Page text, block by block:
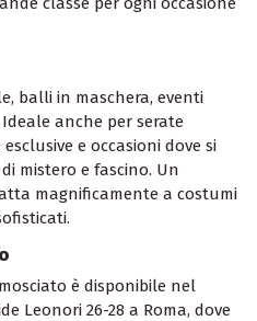
balli in maschera, eventi
anche per serate
e occasioni dove si
mistero e fascino. Un
magnificamente a costumi
è disponibile nel
Leonori 26-28 a Roma, dove